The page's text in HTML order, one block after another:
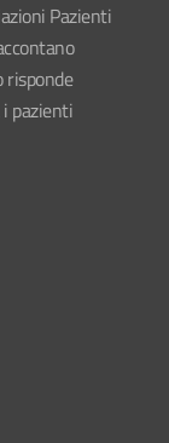
Pazienti
risponde
pazienti